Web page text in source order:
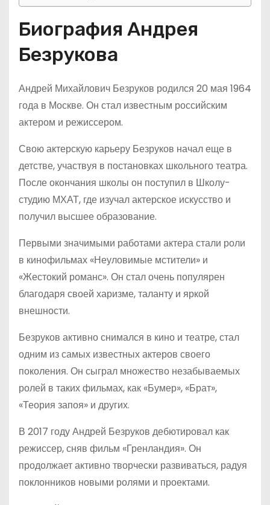
Биография Андрея
Безрукова
Андрей Михайлович Безруков родился 20 мая 1964
года в Москве. Он стал известным российским
актером и режиссером.
Свою актерскую карьеру Безруков начал еще в
детстве, участвуя в постановках школьного театра.
После окончания школы он поступил в Школу-
студию МХАТ, где изучал актерское искусство и
получил высшее образование.
Первыми значимыми работами актера стали роли
в кинофильмах «Неуловимые мстители» и
«Жестокий романс». Он стал очень популярен
благодаря своей харизме, таланту и яркой
внешности.
Безруков активно снимался в кино и театре, стал
одним из самых известных актеров своего
поколения. Он сыграл множество незабываемых
ролей в таких фильмах, как «Бумер», «Брат»,
«Теория запоя» и других.
В 2017 году Андрей Безруков дебютировал как
режиссер, сняв фильм «Гренландия». Он
продолжает активно творчески развиваться, радуя
поклонников новыми ролями и проектами.